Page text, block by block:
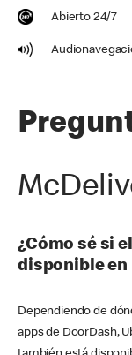
Abierto 24/7
¿Cómo sé si
disponible
Dependiendo de
apps de DoorDash,